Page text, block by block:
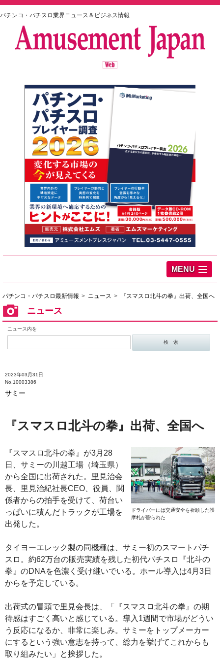
パチンコ・パチスロ業界ニュース＆ビジネス情報
MENU
パチンコ・パチスロ最新情報 ニュース 『スマスロ北斗の拳』出荷、全国へ
ニュース
ニュース内を
2023年03月31日
No.10003386
サミー
『スマスロ北斗の拳』出荷、全国へ
ドライバーには交通安全を祈願した護
摩札が贈られた
『スマスロ北斗の拳』が3月28
日、サミーの川越工場（埼玉県）
から全国に出荷された。里見治会
長、里見治紀社長CEO、役員、関
係者からの拍手を受けて、荷台い
っぱいに積んだトラックが工場を
出発した。
タイヨーエレック製の同機種は、サミー初のスマートパチ
スロ。約62万台の販売実績を残した初代パチスロ『北斗の
拳』のDNAを色濃く受け継いでいる。ホール導入は4月3日
からを予定している。
出荷式の冒頭で里見会長は、「『スマスロ北斗の拳』の期
待感はすごく高いと感じている。導入1週間で市場がどうい
う反応になるか、非常に楽しみ。サミーをトップメーカー
にするという強い意志を持って、総力を挙げてこれからも
取り組みたい」と挨拶した。